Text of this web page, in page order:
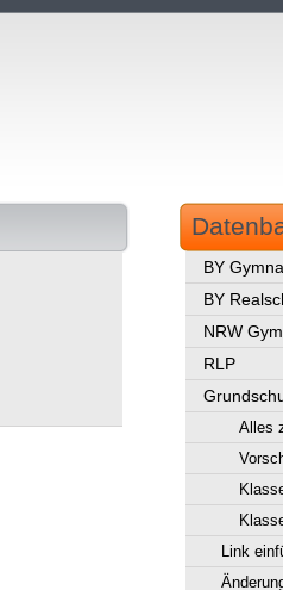
BY
BY
NRW
RLP
Alles
Link